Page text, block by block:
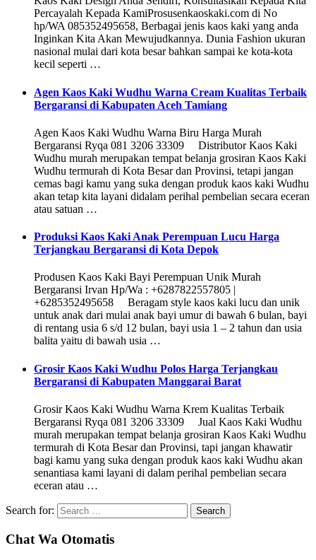
Percayalah Kepada KamiProsusenkaoskaki.com di No
hp/WA 085352495658, Berbagai jenis kaos kaki yang anda
Inginkan Kita Akan Mewujudkannya. Dunia Fashion ukuran
nasional mulai dari kota besar bahkan sampai ke kota-kota
kecil seperti …
Agen Kaos Kaki Wudhu Warna Cream Kualitas Terbaik
Bergaransi di Kabupaten Aceh Tamiang
Agen Kaos Kaki Wudhu Warna Biru Harga Murah
Bergaransi Ryqa 081 3206 33309 Distributor Kaos Kaki
Wudhu murah merupakan tempat belanja grosiran Kaos Kaki
Wudhu termurah di Kota Besar dan Provinsi, tetapi jangan
cemas bagi kamu yang suka dengan produk kaos kaki Wudhu
akan tetap kita layani didalam perihal pembelian secara eceran
atau satuan …
Produksi Kaos Kaki Anak Perempuan Lucu Harga
Terjangkau Bergaransi di Kota Depok
Produsen Kaos Kaki Bayi Perempuan Unik Murah
Bergaransi Irvan Hp/Wa : +6287822557805 |
+6285352495658 Beragam style kaos kaki lucu dan unik
untuk anak dari mulai anak bayi umur di bawah 6 bulan, bayi
di rentang usia 6 s/d 12 bulan, bayi usia 1 – 2 tahun dan usia
balita yaitu di bawah usia …
Grosir Kaos Kaki Wudhu Polos Harga Terjangkau
Bergaransi di Kabupaten Manggarai Barat
Grosir Kaos Kaki Wudhu Warna Krem Kualitas Terbaik
Bergaransi Ryqa 081 3206 33309 Jual Kaos Kaki Wudhu
murah merupakan tempat belanja grosiran Kaos Kaki Wudhu
termurah di Kota Besar dan Provinsi, tapi jangan khawatir
bagi kamu yang suka dengan produk kaos kaki Wudhu akan
senantiasa kami layani di dalam perihal pembelian secara
eceran atau …
Search for:
Chat Wa Otomatis